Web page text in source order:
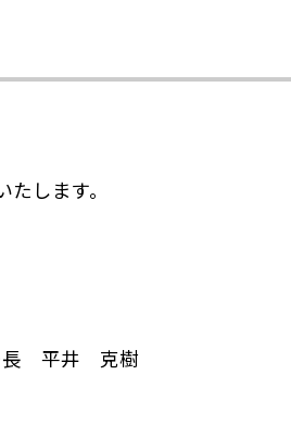
します。
長 平井 克樹